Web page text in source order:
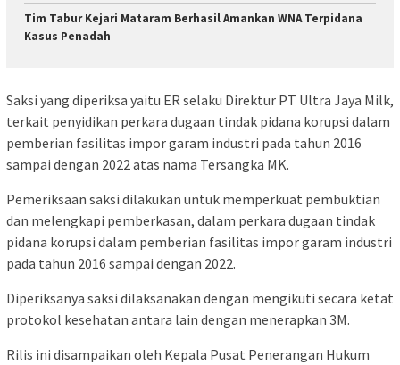
Tim Tabur Kejari Mataram Berhasil Amankan WNA Terpidana
Kasus Penadah
Saksi yang diperiksa yaitu ER selaku Direktur PT Ultra Jaya Milk,
terkait penyidikan perkara dugaan tindak pidana korupsi dalam
pemberian fasilitas impor garam industri pada tahun 2016
sampai dengan 2022 atas nama Tersangka MK.
Pemeriksaan saksi dilakukan untuk memperkuat pembuktian
dan melengkapi pemberkasan, dalam perkara dugaan tindak
pidana korupsi dalam pemberian fasilitas impor garam industri
pada tahun 2016 sampai dengan 2022.
Diperiksanya saksi dilaksanakan dengan mengikuti secara ketat
protokol kesehatan antara lain dengan menerapkan 3M.
Rilis ini disampaikan oleh Kepala Pusat Penerangan Hukum